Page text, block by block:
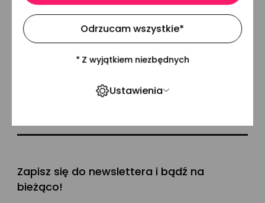
Ustawienia
Odrzucam wszystkie*
* Z wyjątkiem niezbędnych
Newsletter
Zapisz się do newslettera i bądź na
bieżąco!